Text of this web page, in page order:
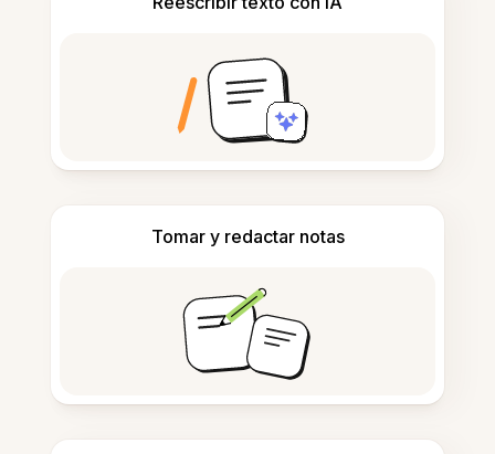
Tomar y redactar notas